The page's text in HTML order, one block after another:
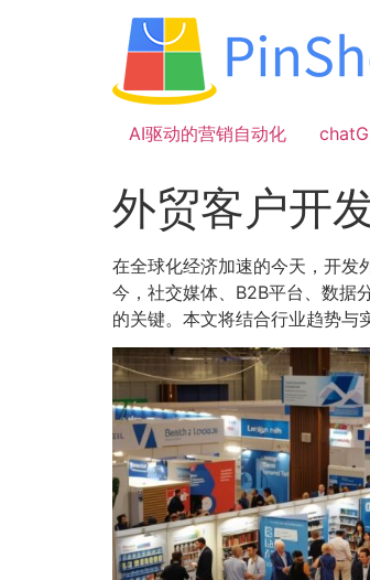
AI驱动的营销自动化
外贸客户开
在全球化经济加速的今天，开发
今，社交媒体、B2B平台、数据
的关键。本文将结合行业趋势与